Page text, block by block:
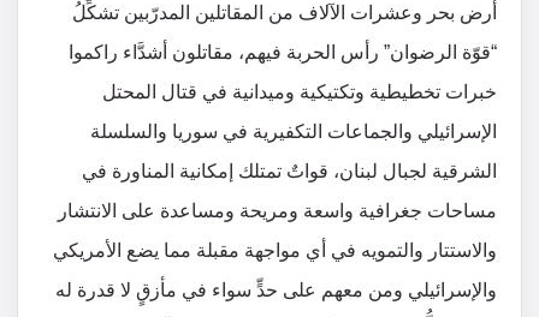
أرض بحر وعشرات الآلاف من المقاتلين المدرّبين تشكِّلُ
“قوّة الرضوان” رأس الحربة فيهم، مقاتلون أشدَّاء راكموا
خبرات تخطيطية وتكتيكية وميدانية في قتال المحتل
الإسرائيلي والجماعات التكفيرية في سوريا والسلسلة
الشرقية لجبال لبنان، قواتٌ تمتلك إمكانية المناورة في
مساحات جغرافية واسعة ومريحة ومساعدة على الانتشار
والاستتار والتمويه في أي مواجهة مقبلة مما يضع الأمريكي
والإسرائيلي ومن معهم على حدٍّ سواء في مأزقٍ لا قدرة له